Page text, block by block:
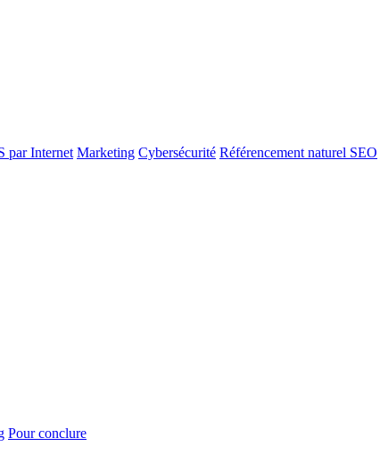
par Internet Marketing Cybersécurité Référencement naturel SEO
Pour conclure